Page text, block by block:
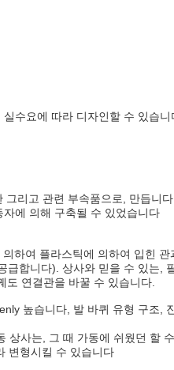
수요에 따라 디자인할 수 있습니
그리고 관련 부속품으로, 만듭니다
에 의해 구축될 수 있었습니다
하여 플라스틱에 의하여 입힌
합니다). 상사와 믿을 수 있는,
연결관을 바꿀 수 있습니다.
높습니다, 발 바퀴 유형 구조,
상사는, 그 때 가동에 쉬웠던 할
변형시킬 수 있습니다